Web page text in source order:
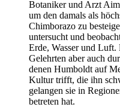
Botaniker und Arzt
um den damals als
Chimborazo zu
untersucht und
Erde, Wasser und
Gelehrten aber auch
denen Humboldt auf
Kultur trifft, die ihn
gelangen sie in
betreten hat.